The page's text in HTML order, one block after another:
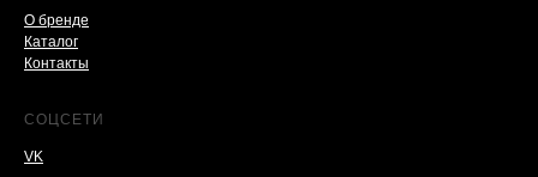
О бренде
Каталог
Контакты
СОЦСЕТИ
VK